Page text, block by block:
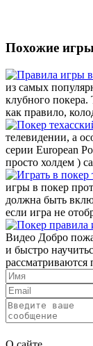
Похожие
из самых
клубного
как правило,
телевидении, а
серии European
просто холдем )
игры в покер
должна быть
если игра не
Видео Добро
и быстро
рассматриваются